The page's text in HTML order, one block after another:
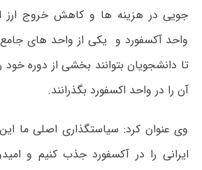
جویی در هزینه ها و کاهش خروج ارز
واحد آکسفورد و یکی از واحد های جامع
تا دانشجویان بتوانند بخشی از دوره
آن را در واحد اکسفورد بگذرانند.
وی عنوان کرد: سیاستگذاری اصلی ما
ایرانی را در آکسفورد جذب کنیم و